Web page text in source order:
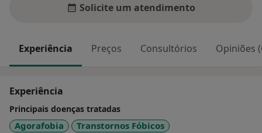
Solicite um atendimento
Experiência Preços Consultórios Opiniões
Experiência
Principais doenças tratadas
Agorafobia
Transtornos Fóbicos